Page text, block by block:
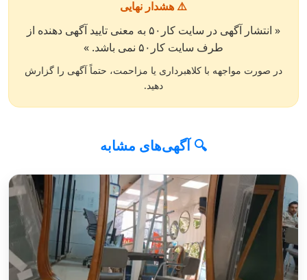
⚠️ هشدار نهایی
« انتشار آگهی در سایت کار۵۰ به معنی تایید آگهی دهنده از
طرف سایت کار۵۰ نمی باشد. »
در صورت مواجهه با کلاهبرداری یا مزاحمت، حتماً آگهی را گزارش
دهید.
🔍 آگهی‌های مشابه